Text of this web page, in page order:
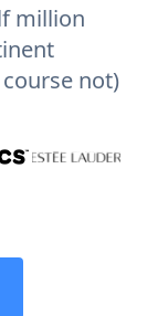
million
not)